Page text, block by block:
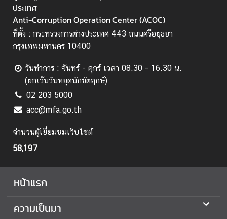
ร
า
บ
ป
า
ม
ก
า
ทุ
จ
ต
ก
ร
ประเทศ
Anti-Corruption Operation Center (ACOC)
ที่ตั้ง : กระทรวงการต่างประเทศ 443 ถนนศรีอยุธยา
กรุงเทพมหานคร 10400
วันทำการ : จันทร์ - ศุกร์ เวลา 08.30 - 16.30 น.
(ยกเว้นวันหยุดนักขัตฤกษ์)
02 203 5000
acc@mfa.go.th
จำนวนผู้เยี่ยมชมเว็บไซต์
58,197
หน้าแรก
ความเป็นมา